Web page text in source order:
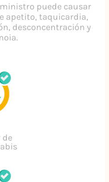
puede causar
apetito, taquicardia,
desconcentración y
de